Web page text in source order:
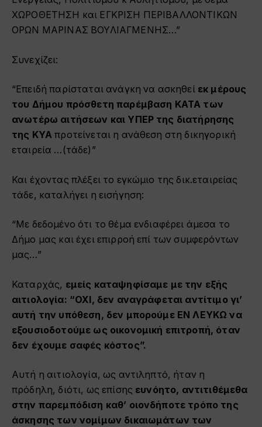
ΧΩΡΟΘΕΤΗΣΗ και ΕΓΚΡΙΣΗ ΠΕΡΙΒΑΛΛΟΝΤΙΚΩΝ
ΟΡΩΝ ΜΑΡΙΝΑΣ ΒΟΥΛΙΑΓΜΕΝΗΣ…”
Συνεχίζει:
“Επειδή παρίσταται ανάγκη να ασκηθεί εκ μέρους
του Δήμου πρόσθετη παρέμβαση ΚΑΤΑ των
ανωτέρω αιτήσεων και ΥΠΕΡ της διατήρησης
της ΚΥΑ προτείνεται η ανάθεση στη δικηγορική
εταιρεία …(τάδε)”
Και έχοντας πλέξει το εγκώμιο της δικ.εταιρείας
τάδε, καταλήγει η εισήγηση:
“Με δεδομένο ότι το θέμα ενδιαφέρει άμεσα το
Δήμο μας και έχει επιρροή επί των συμφερόντων
μας…”
Καταρχάς, εμείς καταψηφίσαμε με την εξής
αιτιολογία: “ΟΧΙ, δεν αναγράφεται αντίτιμο γι’
αυτή την υπόθεση, δεν μπορούμε ΕΝ ΛΕΥΚΩ να
εξουσιοδοτούμε ως οικονομική επιτροπή, όταν
δεν έχουμε σαφές κόστος”.
Αυτή η αιτιολογία, ως αντιληπτό, ήταν η
πρόδηλη, διότι, ως επίσης ευνόητο, αντιτιθέμεθα
στην παρεμπόδιση καθ’ οιονδήποτε τρόπο της
άσκησης των νομίμων δικαιωμάτων των